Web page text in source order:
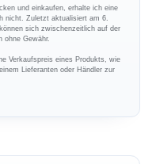
und einkaufen, erhalte ich eine
nicht. Zuletzt aktualisiert am 6.
sich zwischenzeitlich auf der
ohne Gewähr.
Verkaufspreis eines Produkts, wie
Lieferanten oder Händler zur